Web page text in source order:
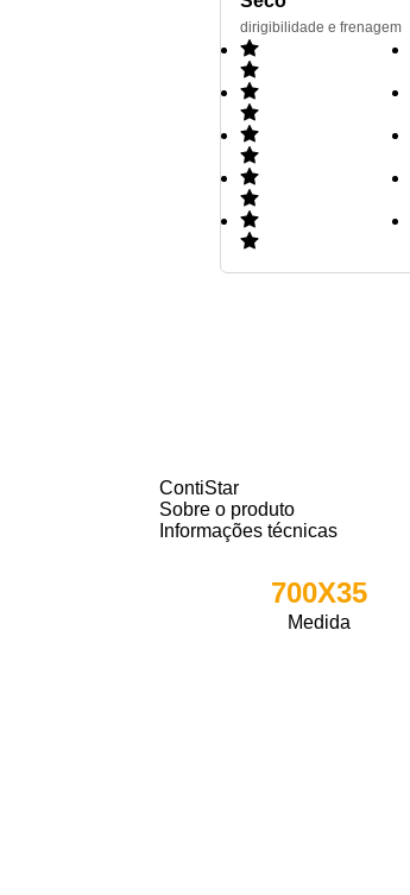
dirigibilidade e frenagem
ContiStar
Sobre o produto
Informações técnicas
700X35
Medida